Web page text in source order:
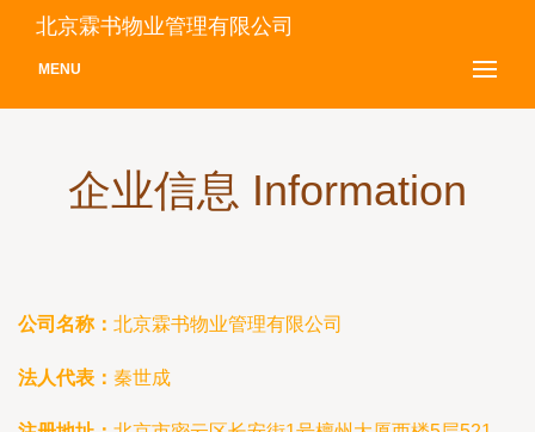
北京霖书物业管理有限公司
MENU
企业信息 Information
公司名称： 北京霖书物业管理有限公司
法人代表： 秦世成